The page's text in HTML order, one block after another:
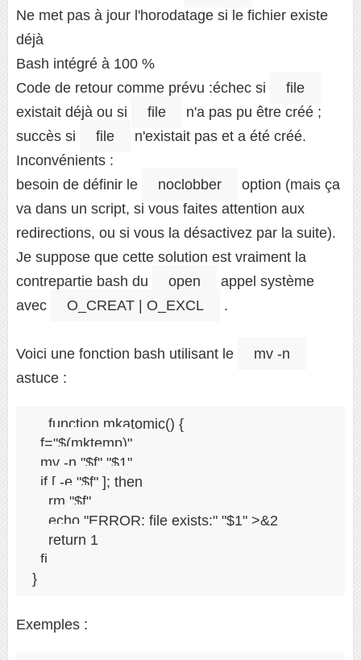
Ne met pas à jour l'horodatage si le fichier existe
déjà
Bash intégré à 100 %
Code de retour comme prévu :échec si
file
existait déjà ou si
file
n'a pas pu être créé ;
succès si
file
n'existait pas et a été créé.
Inconvénients :
besoin de définir le
noclobber
option (mais ça
va dans un script, si vous faites attention aux
redirections, ou si vous la désactivez par la suite).
Je suppose que cette solution est vraiment la
contrepartie bash du
open
appel système
avec
O_CREAT | O_EXCL .
Voici une fonction bash utilisant le
mv -n
astuce :
function mkatomic() {
  f="$(mktemp)"
  mv -n "$f" "$1"
  if [ -e "$f" ]; then
    rm "$f"
    echo "ERROR: file exists:" "$1" >&2
    return 1
  fi
Exemples :